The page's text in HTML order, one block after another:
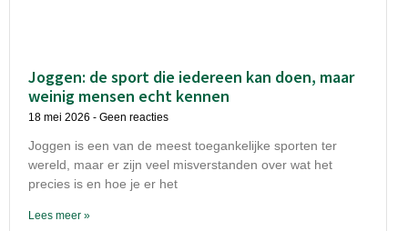
Joggen: de sport die iedereen kan doen, maar
weinig mensen echt kennen
18 mei 2026 Geen reacties
Joggen is een van de meest toegankelijke sporten ter
wereld, maar er zijn veel misverstanden over wat het
precies is en hoe je er het
Lees meer »